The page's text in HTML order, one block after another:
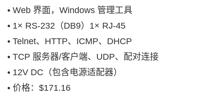
• Web 界面，Windows 管理工具
• 1× RS-232（DB9）1× RJ-45
• Telnet、HTTP、ICMP、DHCP
• TCP 服务器/客户端、UDP、配对连接
• 12V DC（包含电源适配器）
• 价格：$171.16